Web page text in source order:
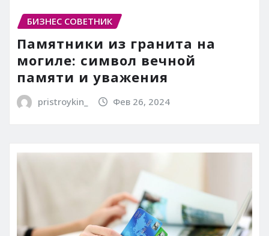
БИЗНЕС СОВЕТНИК
Памятники из гранита на
могиле: символ вечной
памяти и уважения
pristroykin_ Фев 26, 2024